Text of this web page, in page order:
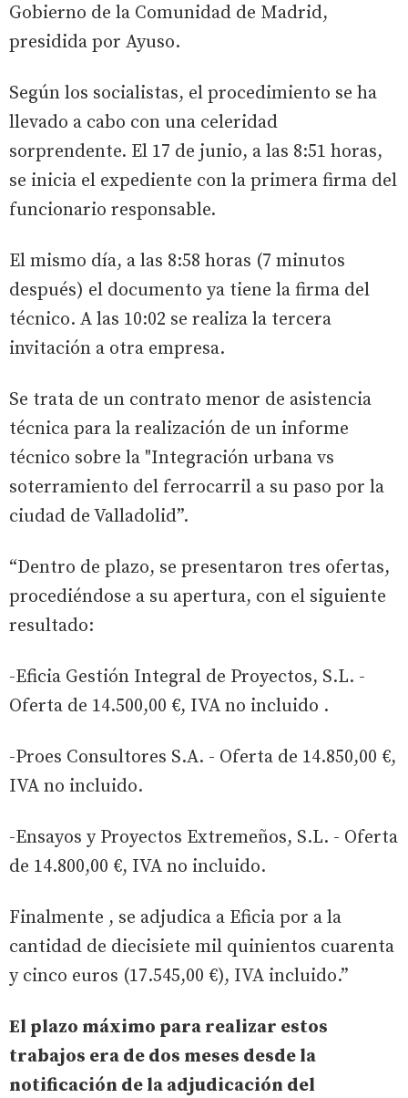
Gobierno de la Comunidad de Madrid,
presidida por Ayuso.
Según los socialistas, el procedimiento se ha
llevado a cabo con una celeridad
sorprendente. El 17 de junio, a las 8:51 horas,
se inicia el expediente con la primera firma del
funcionario responsable.
El mismo día, a las 8:58 horas (7 minutos
después) el documento ya tiene la firma del
técnico. A las 10:02 se realiza la tercera
invitación a otra empresa.
Se trata de un contrato menor de asistencia
técnica para la realización de un informe
técnico sobre la "Integración urbana vs
soterramiento del ferrocarril a su paso por la
ciudad de Valladolid”.
“Dentro de plazo, se presentaron tres ofertas,
procediéndose a su apertura, con el siguiente
resultado:
-Eficia Gestión Integral de Proyectos, S.L. -
Oferta de 14.500,00 €, IVA no incluido .
-Proes Consultores S.A. - Oferta de 14.850,00 €,
IVA no incluido.
-Ensayos y Proyectos Extremeños, S.L. - Oferta
de 14.800,00 €, IVA no incluido.
Finalmente , se adjudica a Eficia por a la
cantidad de diecisiete mil quinientos cuarenta
y cinco euros (17.545,00 €), IVA incluido.”
El plazo máximo para realizar estos
trabajos era de dos meses desde la
notificación de la adjudicación del